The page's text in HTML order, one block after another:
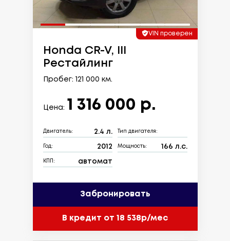
VIN проверен
Honda CR-V, III
Рестайлинг
Пробег: 121 000 км.
Цена: 1 316 000 р.
Двигатель: 2.4 л. Тип двигателя:
Год: 2012 Мощность: 166 л.с.
КПП: автомат
Забронировать
В кредит от 18 538р/мес